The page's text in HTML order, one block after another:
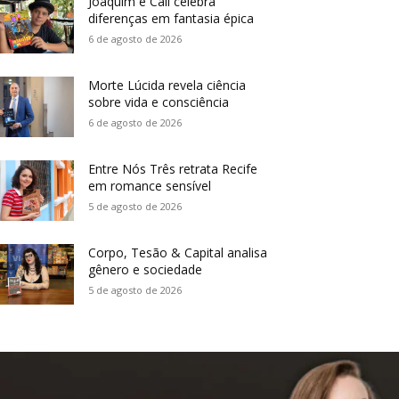
diferenças em fantasia épica
6 de agosto de 2026
Morte Lúcida revela ciência
sobre vida e consciência
6 de agosto de 2026
Entre Nós Três retrata Recife
em romance sensível
5 de agosto de 2026
Corpo, Tesão & Capital analisa
gênero e sociedade
5 de agosto de 2026